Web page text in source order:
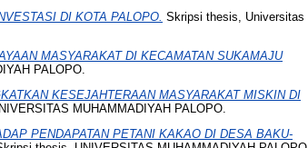
DI KOTA PALOPO. Skripsi thesis, Universitas
MASYARAKAT DI KECAMATAN SUKAMAJU
PALOPO.
KESEJAHTERAAN MASYARAKAT MISKIN DI
MUHAMMADIYAH PALOPO.
PENDAPATAN PETANI KAKAO DI DESA BAKU-